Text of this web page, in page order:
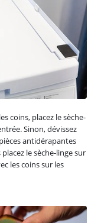
coins, placez le sèche-
Sinon, dévissez
antidérapantes
le sèche-linge sur
les coins sur les